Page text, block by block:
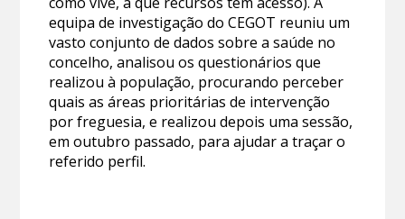
equipa de investigação do CEGOT reuniu um
vasto conjunto de dados sobre a saúde no
concelho, analisou os questionários que
realizou à população, procurando perceber
quais as áreas prioritárias de intervenção
por freguesia, e realizou depois uma sessão,
em outubro passado, para ajudar a traçar o
referido perfil.